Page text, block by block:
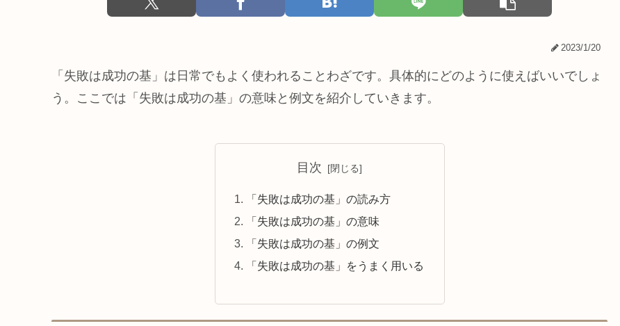
2023/1/20
「失敗は成功の基」は日常でもよく使われることわざです。具体的にどのように使えばいいでしょ
う。ここでは「失敗は成功の基」の意味と例文を紹介していきます。
目次
「失敗は成功の基」の読み方
「失敗は成功の基」の意味
「失敗は成功の基」の例文
「失敗は成功の基」をうまく用いる